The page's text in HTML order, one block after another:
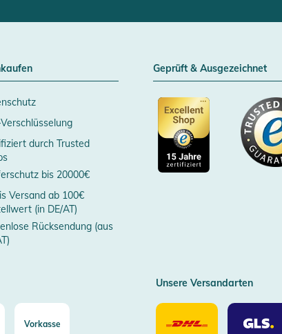
durch Trusted
bis 20000€
Versand ab 100€
(in DE/AT)
Rücksendung (aus
Geprüft & Ausgezeichnet
Vorkasse
Unsere Versandarten
Unsere
Versandarten
Unsere
Versandarten